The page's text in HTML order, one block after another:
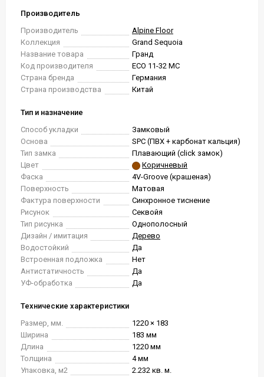
Производитель
Производитель
Alpine Floor
Коллекция
Grand Sequoia
Название товара
Гранд
Код производителя
ECO 11-32 MC
Страна бренда
Германия
Страна производства
Китай
Тип и назначение
Способ укладки
Замковый
Основа
SPC (ПВХ + карбонат кальция)
Тип замка
Плавающий (click замок)
Цвет
Коричневый
Фаска
4V-Groove (крашеная)
Поверхность
Матовая
Фактура поверхности
Синхронное тиснение
Рисунок
Секвойя
Тип рисунка
Однополосный
Дизайн / имитация
Дерево
Водостойкий
Да
Встроенная подложка
Нет
Антистатичность
Да
УФ-обработка
Да
Технические характеристики
Размер, мм.
1220 × 183
Ширина
183 мм
Длина
1220 мм
Толщина
4 мм
Упаковка, м2
2.232 кв. м.